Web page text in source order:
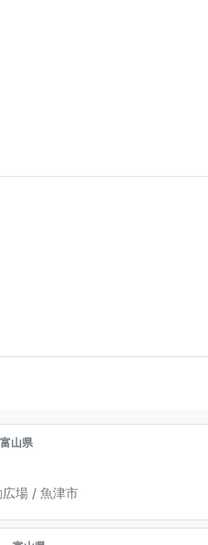
富山県
場 / 魚津市